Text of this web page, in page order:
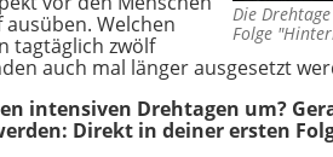
Die
Folge
Welchen
tagtäglich zwölf
auch mal länger ausgesetzt
intensiven Drehtagen um?
Direkt in deiner ersten